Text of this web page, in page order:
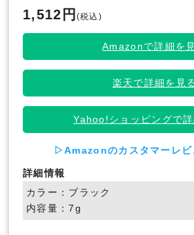
1,512円 (税込)
Amazonで詳細を
楽天で詳細を見
Yahoo!ショッピングで
▷Amazonのカスタマーレビ
詳細情報
カラー：ブラック
内容量：7g